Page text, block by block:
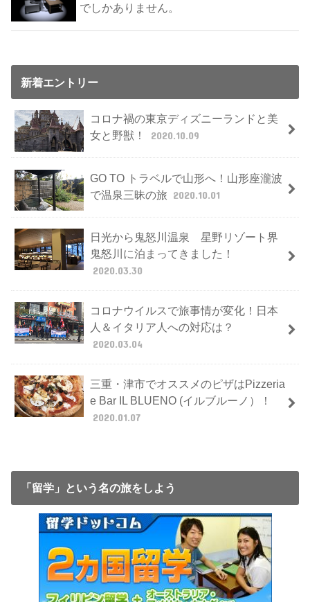
でしかありません。
新着エントリー
コロナ禍の東京ディズニーランドと美
女と野獣！
2020.10.09
GO TO トラベルで山形へ！山形座瀧波
で温泉三昧の旅 2020.10.01
日光から鬼怒川温泉 星野リゾート界
鬼怒川に泊まってきました！
2020.03.30
コロナウイルスで旅事情が変化！日本
人＆イタリア人への対応は？
2020.03.04
三重・津市でオススメのピザはPizzeria
e Bar IL BLUENO (イルブルーノ）！
2020.01.07
「留学」という名の旅をしよう